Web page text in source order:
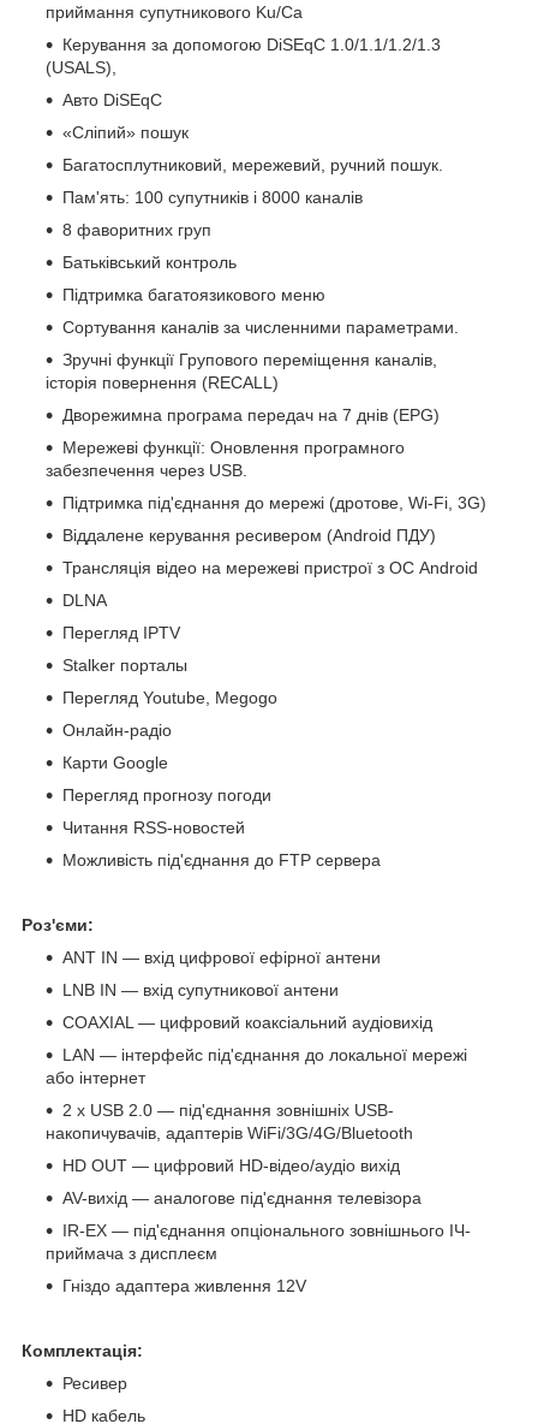
приймання супутникового Ku/Cа
Керування за допомогою DiSEqC 1.0/1.1/1.2/1.3
(USALS),
Авто DiSEqC
«Сліпий» пошук
Багатосплутниковий, мережевий, ручний пошук.
Пам'ять: 100 супутників і 8000 каналів
8 фаворитних груп
Батьківський контроль
Підтримка багатоязикового меню
Сортування каналів за численними параметрами.
Зручні функції Групового переміщення каналів,
історія повернення (RECALL)
Дворежимна програма передач на 7 днів (EPG)
Мережеві функції: Оновлення програмного
забезпечення через USB.
Підтримка під'єднання до мережі (дротове, Wi-Fi, 3G)
Віддалене керування ресивером (Android ПДУ)
Трансляція відео на мережеві пристрої з ОС Android
DLNA
Перегляд IPTV
Stalker порталы
Перегляд Youtube, Megogo
Онлайн-радіо
Карти Google
Перегляд прогнозу погоди
Читання RSS-новостей
Можливість під'єднання до FTP сервера
Роз'єми:
ANT IN — вхід цифрової ефірної антени
LNB IN — вхід супутникової антени
COAXIAL — цифровий коаксіальний аудіовихід
LAN — інтерфейс під'єднання до локальної мережі
або інтернет
2 x USB 2.0 — під'єднання зовнішніх USB-
накопичувачів, адаптерів WiFi/3G/4G/Bluetooth
HD OUT — цифровий HD-відео/аудіо вихід
AV-вихід — аналогове під'єднання телевізора
IR-EX — під'єднання опціонального зовнішнього ІЧ-
приймача з дисплеєм
Гніздо адаптера живлення 12V
Комплектація:
Ресивер
HD кабель